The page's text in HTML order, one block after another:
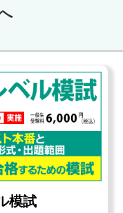
模試